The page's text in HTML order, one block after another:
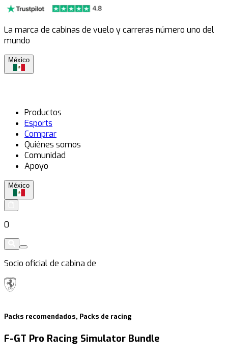
La marca de cabinas de vuelo y carreras número uno del
mundo
México
Productos
Esports
Comprar
Quiénes somos
Comunidad
Apoyo
México
0
Socio oficial de cabina de
Packs recomendados, Packs de racing
F-GT Pro Racing Simulator Bundle